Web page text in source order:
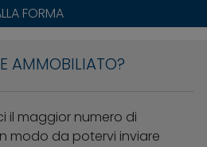
FORMA
AMMOBILIATO?
il maggior numero di
modo da potervi inviare